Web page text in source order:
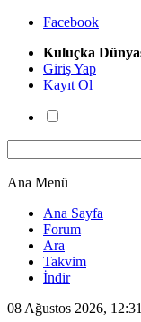
Facebook
Kuluçka
Giriş Yap
Kayıt Ol
Ana Menü
Ana Sayfa
Forum
Ara
Takvim
İndir
08 Ağustos 2026,